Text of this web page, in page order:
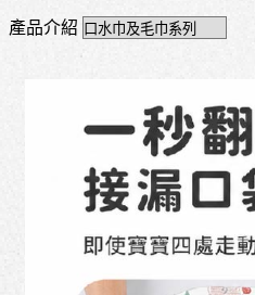
產品介紹